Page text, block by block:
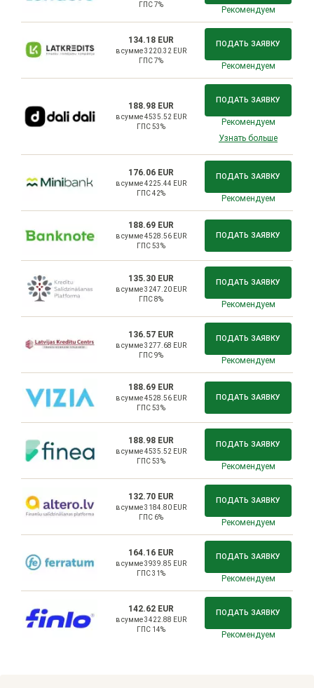
ГПС 7%
Рекомендуем
134.18 EUR
в сумме 3220.32 EUR
ГПС 7%
ПОДАТЬ ЗАЯВКУ
Рекомендуем
188.98 EUR
в сумме 4535.52 EUR
ГПС 53%
ПОДАТЬ ЗАЯВКУ
Рекомендуем
Узнать больше
176.06 EUR
в сумме 4225.44 EUR
ГПС 42%
ПОДАТЬ ЗАЯВКУ
Рекомендуем
188.69 EUR
в сумме 4528.56 EUR
ГПС 53%
ПОДАТЬ ЗАЯВКУ
135.30 EUR
в сумме 3247.20 EUR
ГПС 8%
ПОДАТЬ ЗАЯВКУ
Рекомендуем
136.57 EUR
в сумме 3277.68 EUR
ГПС 9%
ПОДАТЬ ЗАЯВКУ
Рекомендуем
188.69 EUR
в сумме 4528.56 EUR
ГПС 53%
ПОДАТЬ ЗАЯВКУ
188.98 EUR
в сумме 4535.52 EUR
ГПС 53%
ПОДАТЬ ЗАЯВКУ
Рекомендуем
132.70 EUR
в сумме 3184.80 EUR
ГПС 6%
ПОДАТЬ ЗАЯВКУ
Рекомендуем
164.16 EUR
в сумме 3939.85 EUR
ГПС 31%
ПОДАТЬ ЗАЯВКУ
Рекомендуем
142.62 EUR
в сумме 3422.88 EUR
ГПС 14%
ПОДАТЬ ЗАЯВКУ
Рекомендуем